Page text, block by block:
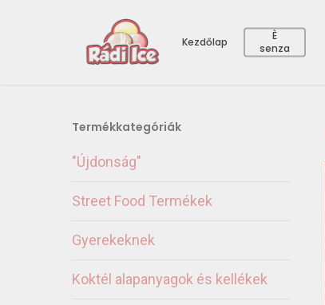
Kezdőlap
È
senza
Termékkategóriák
"Újdonság"
Street Food Termékek
Gyerekeknek
Koktél alapanyagok és kellékek